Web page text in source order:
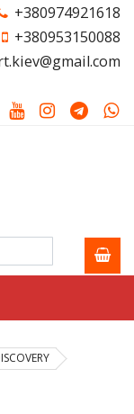
+380974921618
+380953150088